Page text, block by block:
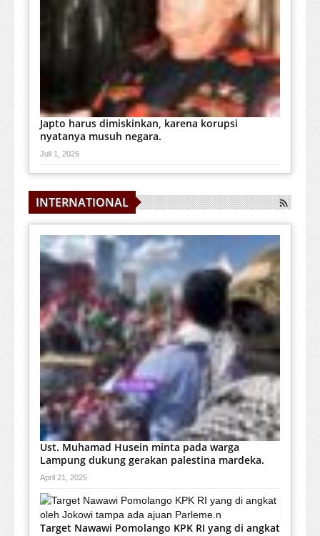
Japto harus dimiskinkan, karena korupsi
nyatanya musuh negara.
Juli 1, 2026
INTERNATIONAL
Ust. Muhamad Husein minta pada warga
Lampung dukung gerakan palestina mardeka.
April 21, 2025
Target Nawawi Pomolango KPK RI yang di angkat